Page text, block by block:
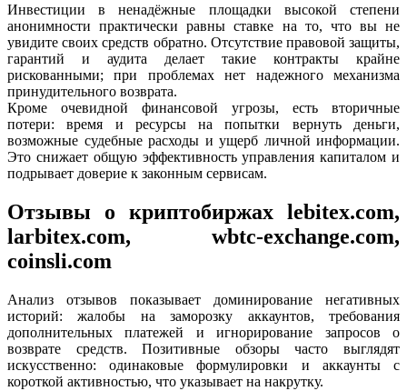
Инвестиции в ненадёжные площадки высокой степени
анонимности практически равны ставке на то, что вы не
увидите своих средств обратно. Отсутствие правовой защиты,
гарантий и аудита делает такие контракты крайне
рискованными; при проблемах нет надежного механизма
принудительного возврата.
Кроме очевидной финансовой угрозы, есть вторичные
потери: время и ресурсы на попытки вернуть деньги,
возможные судебные расходы и ущерб личной информации.
Это снижает общую эффективность управления капиталом и
подрывает доверие к законным сервисам.
Отзывы о криптобиржах lebitex.com,
larbitex.com, wbtc-exchange.com,
coinsli.com
Анализ отзывов показывает доминирование негативных
историй: жалобы на заморозку аккаунтов, требования
дополнительных платежей и игнорирование запросов о
возврате средств. Позитивные обзоры часто выглядят
искусственно: одинаковые формулировки и аккаунты с
короткой активностью, что указывает на накрутку.